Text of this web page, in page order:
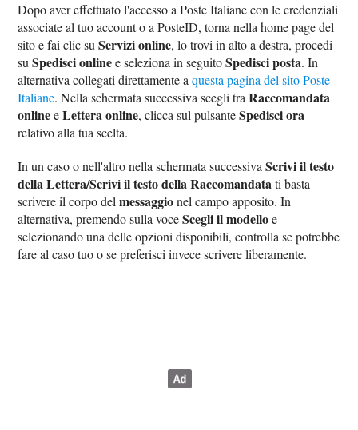
Dopo aver effettuato l'accesso a Poste Italiane con le credenziali
associate al tuo account o a PosteID, torna nella home page del
sito e fai clic suServizi online, lo trovi in alto a destra, procedi
suSpedisci onlinee seleziona in seguitoSpedisci posta. In
alternativa collegati direttamente aquesta pagina del sito Poste
Italiane. Nella schermata successiva scegli traRaccomandata
onlineeLettera online, clicca sul pulsanteSpedisci ora
relativo alla tua scelta.
In un caso o nell'altro nella schermata successivaScrivi il testo
della Lettera/Scrivi il testo della Raccomandatati basta
scrivere il corpo delmessaggionel campo apposito. In
alternativa, premendo sulla voceScegli il modelloe
selezionando una delle opzioni disponibili, controlla se potrebbe
fare al caso tuo o se preferisci invece scrivere liberamente.